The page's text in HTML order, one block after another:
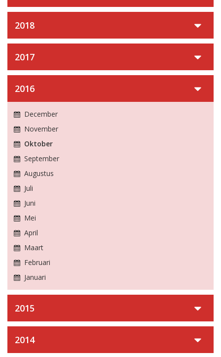
2018
2017
2016
December
November
Oktober
September
Augustus
Juli
Juni
Mei
April
Maart
Februari
Januari
2015
2014